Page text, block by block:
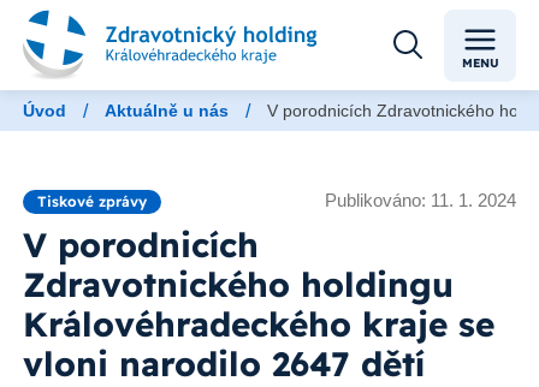
MENU
Úvod / Aktuálně u nás / V porodnicích Zdravotnického
Tiskové zprávy Publikováno: 11. 1. 2024
V porodnicích
Zdravotnického holdingu
Královéhradeckého kraje se
vloni narodilo 2647 dětí